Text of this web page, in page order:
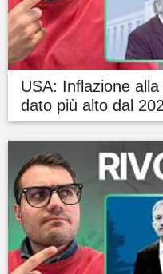
USA: Inflazione
dato più alto dal